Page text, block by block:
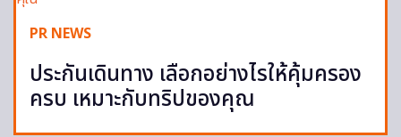
PR NEWS
ประกันเดินทาง เลือกอย่างไรให้คุ้มครอง
ครบ เหมาะกับทริปของคุณ